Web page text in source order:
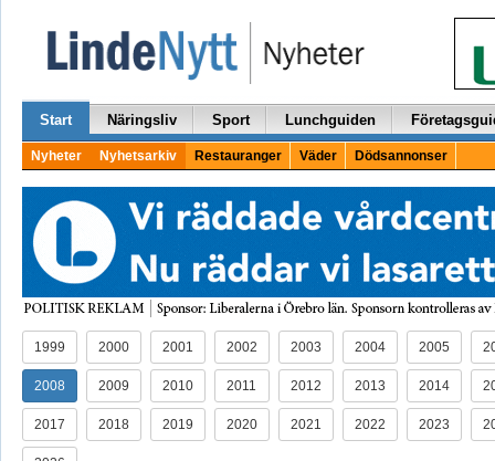
Start Näringsliv Sport Lunchguiden
Nyheter Nyhetsarkiv Restauranger Väder Dödsannonser
1999 2000 2001 2002 2003 2004 2005
2008 2009 2010 2011 2012 2013 2014
2017 2018 2019 2020 2021 2022 2023